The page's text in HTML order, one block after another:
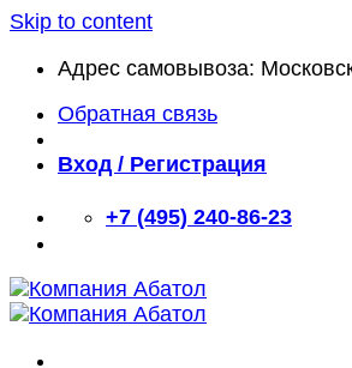
Skip to content
Адрес самовывоза:
Обратная связь
Вход / Регистрация
+7 (495) 240-86-23